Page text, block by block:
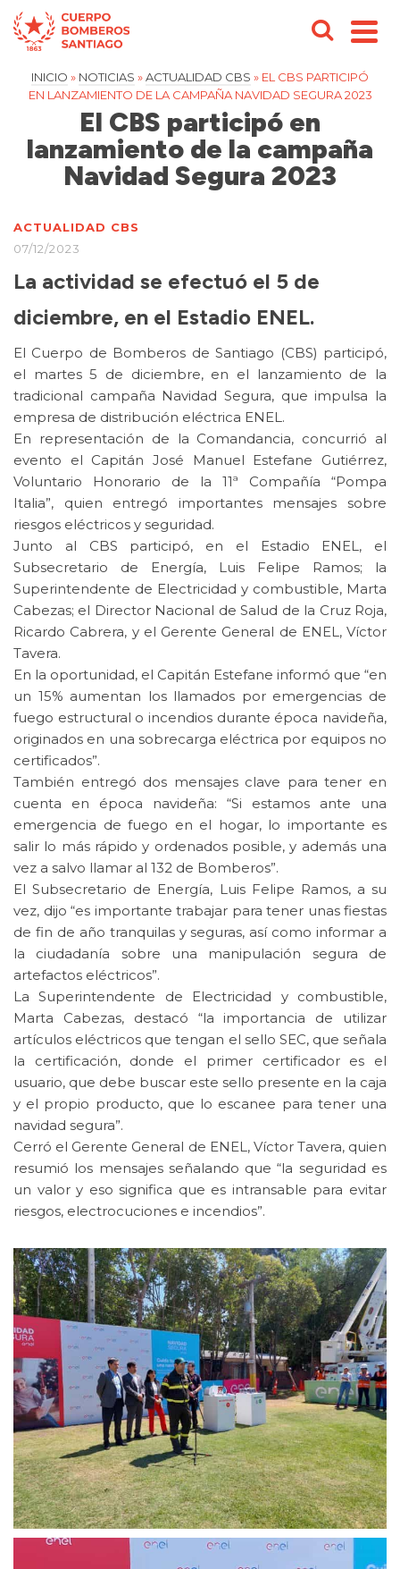
INICIO » NOTICIAS »ACTUALIDAD CBS » EL CBS PARTICIPÓ
EN LANZAMIENTO DE LA CAMPAÑA NAVIDAD SEGURA 2023
El CBS participó en
lanzamiento de la campaña
Navidad Segura 2023
ACTUALIDAD CBS
07/12/2023
La actividad se efectuó el 5 de
diciembre, en el Estadio ENEL.
El Cuerpo de Bomberos de Santiago (CBS) participó,
el martes 5 de diciembre, en el lanzamiento de la
tradicional campaña Navidad Segura, que impulsa la
empresa de distribución eléctrica ENEL.
En representación de la Comandancia, concurrió al
evento el Capitán José Manuel Estefane Gutiérrez,
Voluntario Honorario de la 11ª Compañía “Pompa
Italia”, quien entregó importantes mensajes sobre
riesgos eléctricos y seguridad.
Junto al CBS participó, en el Estadio ENEL, el
Subsecretario de Energía, Luis Felipe Ramos; la
Superintendente de Electricidad y combustible, Marta
Cabezas; el Director Nacional de Salud de la Cruz Roja,
Ricardo Cabrera, y el Gerente General de ENEL, Víctor
Tavera.
En la oportunidad, el Capitán Estefane informó que “en
un 15% aumentan los llamados por emergencias de
fuego estructural o incendios durante época navideña,
originados en una sobrecarga eléctrica por equipos no
certificados”.
También entregó dos mensajes clave para tener en
cuenta en época navideña: “Si estamos ante una
emergencia de fuego en el hogar, lo importante es
salir lo más rápido y ordenados posible, y además una
vez a salvo llamar al 132 de Bomberos”.
El Subsecretario de Energía, Luis Felipe Ramos, a su
vez, dijo “es importante trabajar para tener unas fiestas
de fin de año tranquilas y seguras, así como informar a
la ciudadanía sobre una manipulación segura de
artefactos eléctricos”.
La Superintendente de Electricidad y combustible,
Marta Cabezas, destacó “la importancia de utilizar
artículos eléctricos que tengan el sello SEC, que señala
la certificación, donde el primer certificador es el
usuario, que debe buscar este sello presente en la caja
y el propio producto, que lo escanee para tener una
navidad segura”.
Cerró el Gerente General de ENEL, Víctor Tavera, quien
resumió los mensajes señalando que “la seguridad es
un valor y eso significa que es intransable para evitar
riesgos, electrocuciones e incendios”.